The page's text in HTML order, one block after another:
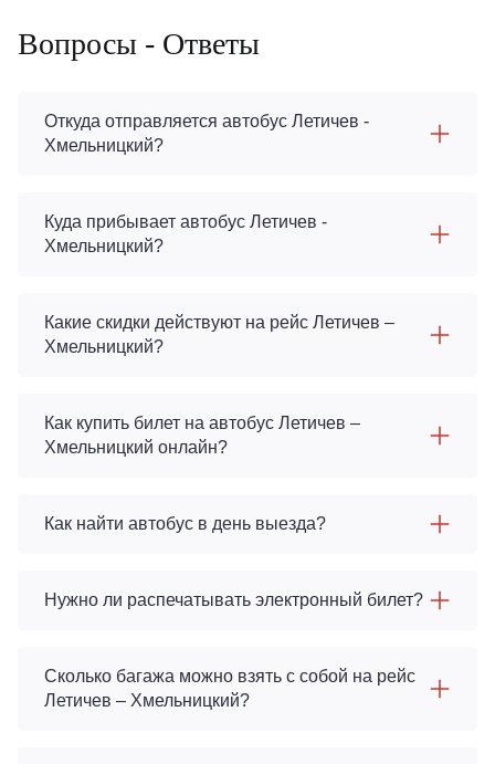
Вопросы - Ответы
Откуда отправляется автобус Летичeв -
Хмельницкий?
Куда прибывает автобус Летичeв -
Хмельницкий?
Какие скидки действуют на рейс Летичeв –
Хмельницкий?
Как купить билет на автобус Летичeв –
Хмельницкий онлайн?
Как найти автобус в день выезда?
Нужно ли распечатывать электронный билет?
Сколько багажа можно взять с собой на рейс
Летичeв – Хмельницкий?